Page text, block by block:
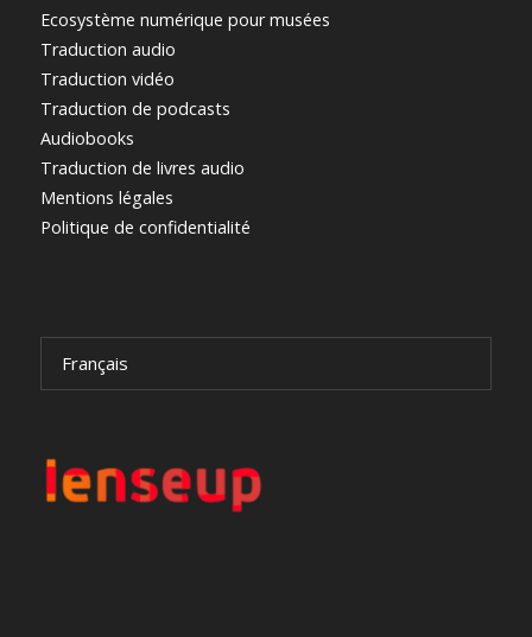
Ecosystème numérique pour musées
Traduction audio
Traduction vidéo
Traduction de podcasts
Audiobooks
Traduction de livres audio
Mentions légales
Politique de confidentialité
Français